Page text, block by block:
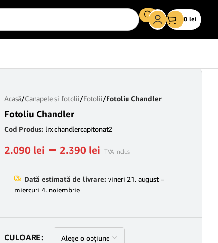
0 lei
Acasă/Canapele si fotolii/Fotolii/Fotoliu Chandler
Fotoliu Chandler
Cod Produs: lrx.chandlercapitonat2
2.090 lei – 2.390 lei TVA Inclus
Dată estimată de livrare: vineri 21. august –
miercuri 4. noiembrie
CULOARE